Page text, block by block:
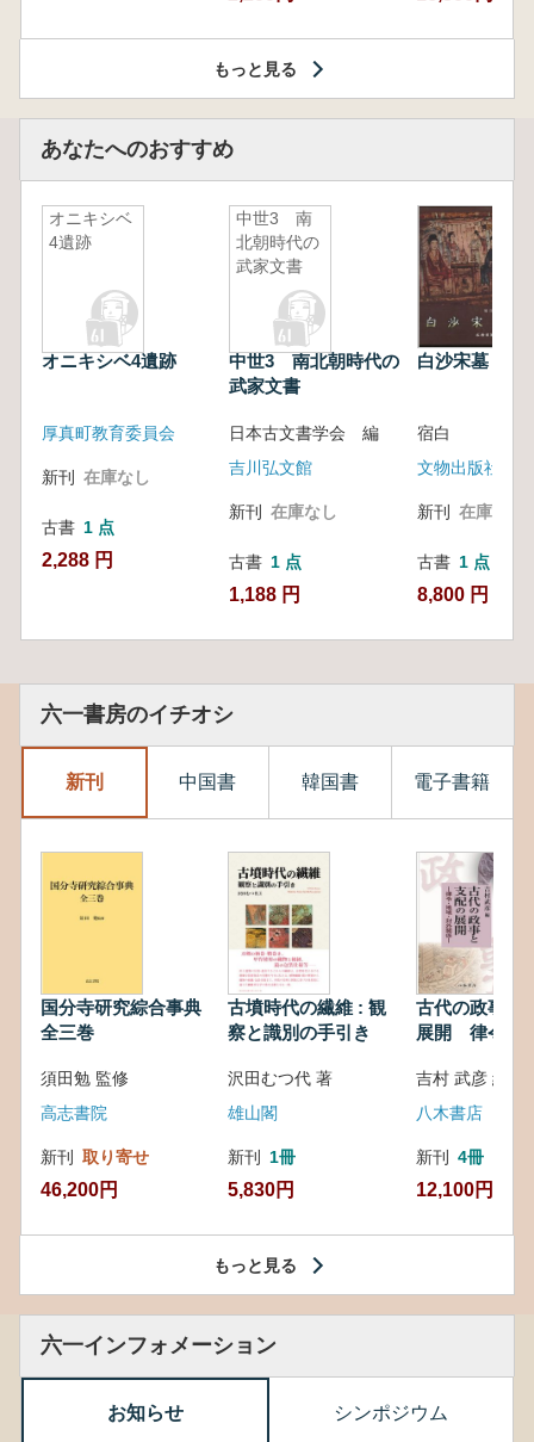
もっと見る
あなたへのおすすめ
オニキシベ
4遺跡
オニキシベ4遺跡
厚真町教育委員会
新刊 在庫なし
古書 1 点
2,288 円
中世3 南
北朝時代の
武家文書
中世3 南北朝時代の
武家文書
日本古文書学会 編
吉川弘文館
新刊 在庫なし
古書 1 点
1,188 円
白沙宋墓 (第
宿白
文物出版社
新刊 在庫なし
古書 1 点
8,800 円
六一書房のイチオシ
新刊 中国書 韓国書 電子書籍
国分寺研究綜合事典
全三巻
須田勉 監修
高志書院
新刊 取り寄せ
46,200円
古墳時代の繊維 : 観
察と識別の手引き
沢田むつ代 著
雄山閣
新刊 1冊
5,830円
古代の政事と
展開 律令・
吉村 武彦 編集
八木書店
新刊 4冊
12,100円
もっと見る
六一インフォメーション
お知らせ シンポジウム